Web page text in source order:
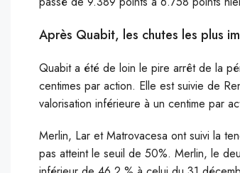
Après Quabit, les chutes les plus
Quabit a été de loin le pire arrêt de la
centimes par action. Elle est suivie de
valorisation inférieure à un centime par
Merlin, Lar et Matrovacesa ont suivi la
pas atteint le seuil de 50%. Merlin, le